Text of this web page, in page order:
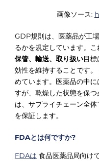
画像ソース:
GDP規則は、医薬品が工
るかを規定しています。
保管、輸送、取り扱い目
効性を維持することです。
めています。医薬品の中
すが、乾燥した状態を保
は、サプライチェーン全
を保証します。
FDAとは何ですか?
FDAは 食品医薬品局向け